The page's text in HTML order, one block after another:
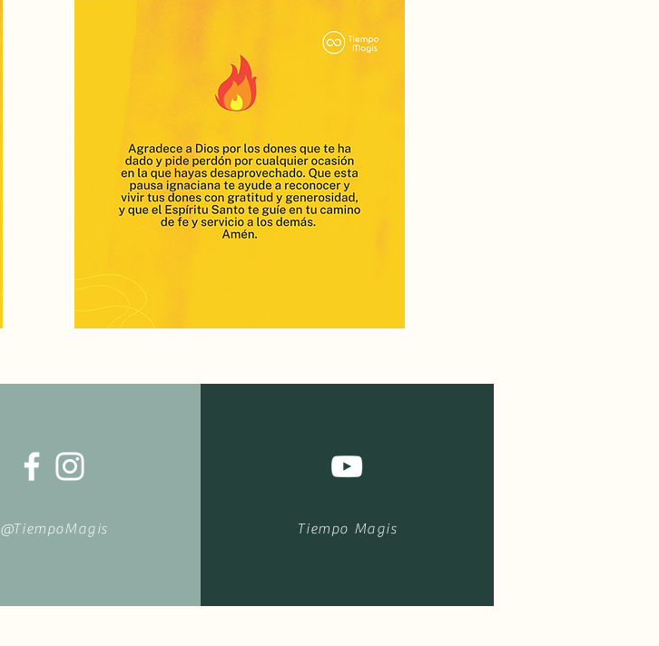
@TiempoMagis Tiempo Magis